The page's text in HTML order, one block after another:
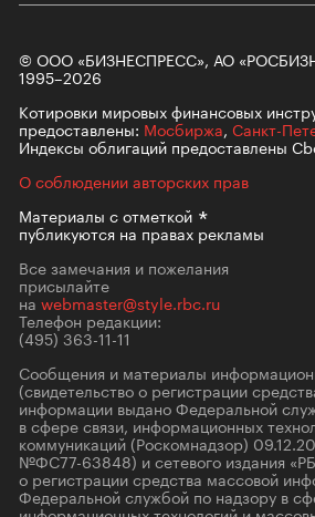
© ООО «БИЗНЕСПРЕСС», АО
1995–2026
Котировки мировых финансовых
предоставлены: Мосбиржа, Санкт-
Индексы облигаций предоставлены
О соблюдении авторских прав
Материалы сотметкой
публикуются на правах рекламы
Все замечания и пожелания
присылайте
на webmaster@style.rbc.ru
Телефон редакции:
(495) 363-11-11
Сообщения и материалы
(свидетельство о регистрации
информации выдано Федеральной
в сфере связи, информационных
коммуникаций (Роскомнадзор)
№ФС77-63848) и сетевого издания
о регистрации средства массовой
Федеральной службой по надзору в